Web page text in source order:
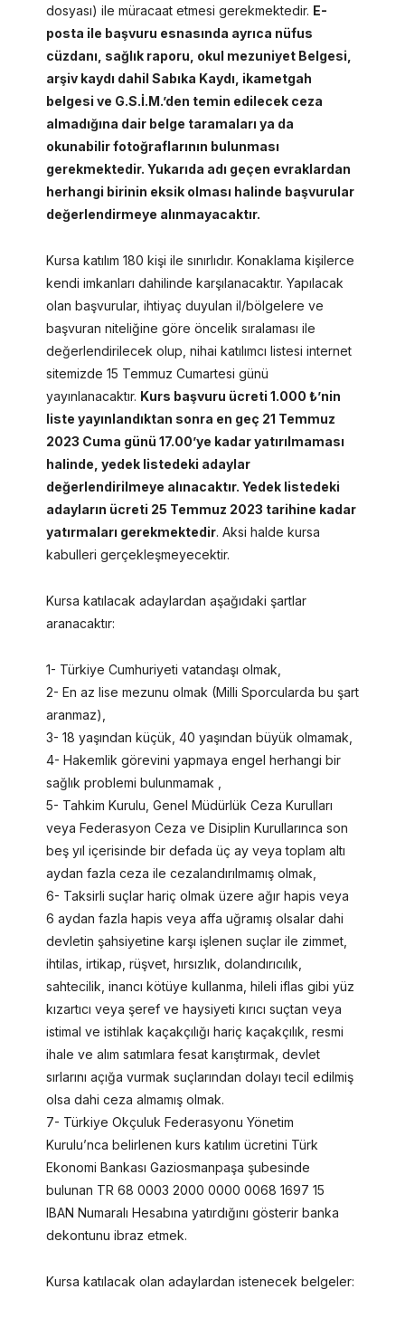
dosyası) ile müracaat etmesi gerekmektedir. E-
posta ile başvuru esnasında ayrıca nüfus
cüzdanı, sağlık raporu, okul mezuniyet Belgesi,
arşiv kaydı dahil Sabıka Kaydı, ikametgah
belgesi ve G.S.İ.M.’den temin edilecek ceza
almadığına dair belge taramaları ya da
okunabilir fotoğraflarının bulunması
gerekmektedir. Yukarıda adı geçen evraklardan
herhangi birinin eksik olması halinde başvurular
değerlendirmeye alınmayacaktır.
Kursa katılım 180 kişi ile sınırlıdır. Konaklama kişilerce
kendi imkanları dahilinde karşılanacaktır. Yapılacak
olan başvurular, ihtiyaç duyulan il/bölgelere ve
başvuran niteliğine göre öncelik sıralaması ile
değerlendirilecek olup, nihai katılımcı listesi internet
sitemizde 15 Temmuz Cumartesi günü
yayınlanacaktır. Kurs başvuru ücreti 1.000 ₺’nin
liste yayınlandıktan sonra en geç 21 Temmuz
2023 Cuma günü 17.00’ye kadar yatırılmaması
halinde, yedek listedeki adaylar
değerlendirilmeye alınacaktır. Yedek listedeki
adayların ücreti 25 Temmuz 2023 tarihine kadar
yatırmaları gerekmektedir. Aksi halde kursa
kabulleri gerçekleşmeyecektir.
Kursa katılacak adaylardan aşağıdaki şartlar
aranacaktır:
1- Türkiye Cumhuriyeti vatandaşı olmak,
2- En az lise mezunu olmak (Milli Sporcularda bu şart
aranmaz),
3- 18 yaşından küçük, 40 yaşından büyük olmamak,
4- Hakemlik görevini yapmaya engel herhangi bir
sağlık problemi bulunmamak ,
5- Tahkim Kurulu, Genel Müdürlük Ceza Kurulları
veya Federasyon Ceza ve Disiplin Kurullarınca son
beş yıl içerisinde bir defada üç ay veya toplam altı
aydan fazla ceza ile cezalandırılmamış olmak,
6- Taksirli suçlar hariç olmak üzere ağır hapis veya
6 aydan fazla hapis veya affa uğramış olsalar dahi
devletin şahsiyetine karşı işlenen suçlar ile zimmet,
ihtilas, irtikap, rüşvet, hırsızlık, dolandırıcılık,
sahtecilik, inancı kötüye kullanma, hileli iflas gibi yüz
kızartıcı veya şeref ve haysiyeti kırıcı suçtan veya
istimal ve istihlak kaçakçılığı hariç kaçakçılık, resmi
ihale ve alım satımlara fesat karıştırmak, devlet
sırlarını açığa vurmak suçlarından dolayı tecil edilmiş
olsa dahi ceza almamış olmak.
7- Türkiye Okçuluk Federasyonu Yönetim
Kurulu’nca belirlenen kurs katılım ücretini Türk
Ekonomi Bankası Gaziosmanpaşa şubesinde
bulunan TR 68 0003 2000 0000 0068 1697 15
IBAN Numaralı Hesabına yatırdığını gösterir banka
dekontunu ibraz etmek.
Kursa katılacak olan adaylardan istenecek belgeler: